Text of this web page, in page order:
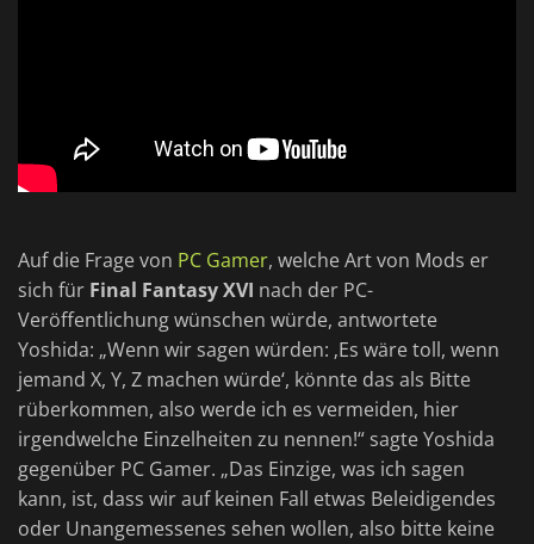
Auf die Frage von PC Gamer, welche Art von Mods er
sich für Final Fantasy XVI nach der PC-
Veröffentlichung wünschen würde, antwortete
Yoshida: „Wenn wir sagen würden: ‚Es wäre toll, wenn
jemand X, Y, Z machen würde‘, könnte das als Bitte
rüberkommen, also werde ich es vermeiden, hier
irgendwelche Einzelheiten zu nennen!“ sagte Yoshida
gegenüber PC Gamer. „Das Einzige, was ich sagen
kann, ist, dass wir auf keinen Fall etwas Beleidigendes
oder Unangemessenes sehen wollen, also bitte keine